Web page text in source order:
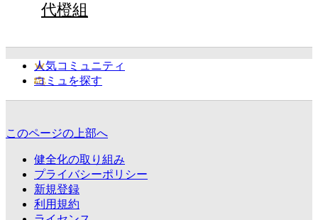
代橙組
人気コミュニティ
コミュを探す
このページの上部へ
健全化の取り組み
プライバシーポリシー
新規登録
利用規約